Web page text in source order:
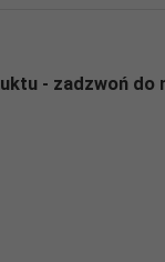
- zadzwoń